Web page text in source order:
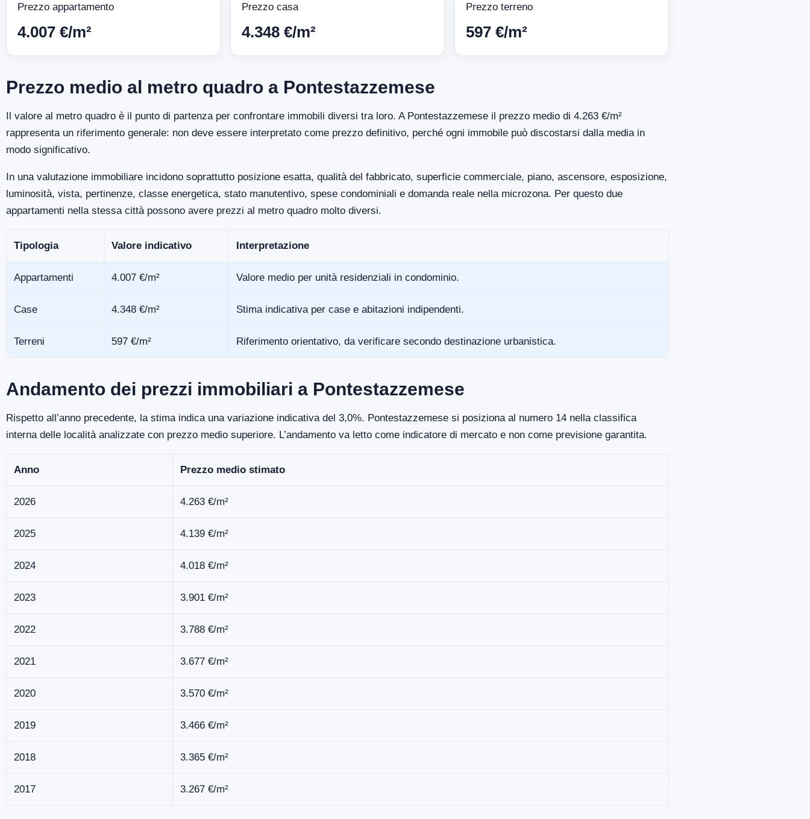
Prezzo appartamento
4.007 €/m²
Prezzo casa
4.348 €/m²
Prezzo terreno
597 €/m²
Prezzo medio al metro quadro a Pontestazzemese
Il valore al metro quadro è il punto di partenza per confrontare immobili diversi tra loro. A Pontestazzemese il prezzo medio di 4.263 €/m²
rappresenta un riferimento generale: non deve essere interpretato come prezzo definitivo, perché ogni immobile può discostarsi dalla media in
modo significativo.
In una valutazione immobiliare incidono soprattutto posizione esatta, qualità del fabbricato, superficie commerciale, piano, ascensore, esposizione,
luminosità, vista, pertinenze, classe energetica, stato manutentivo, spese condominiali e domanda reale nella microzona. Per questo due
appartamenti nella stessa città possono avere prezzi al metro quadro molto diversi.
Tipologia Valore indicativo Interpretazione
Appartamenti 4.007 €/m² Valore medio per unità residenziali in condominio.
Case 4.348 €/m² Stima indicativa per case e abitazioni indipendenti.
Terreni 597 €/m² Riferimento orientativo, da verificare secondo destinazione urbanistica.
Andamento dei prezzi immobiliari a Pontestazzemese
Rispetto all’anno precedente, la stima indica una variazione indicativa del 3,0%. Pontestazzemese si posiziona al numero 14 nella classifica
interna delle località analizzate con prezzo medio superiore. L’andamento va letto come indicatore di mercato e non come previsione garantita.
Anno Prezzo medio stimato
2026 4.263 €/m²
2025 4.139 €/m²
2024 4.018 €/m²
2023 3.901 €/m²
2022 3.788 €/m²
2021 3.677 €/m²
2020 3.570 €/m²
2019 3.466 €/m²
2018 3.365 €/m²
2017 3.267 €/m²